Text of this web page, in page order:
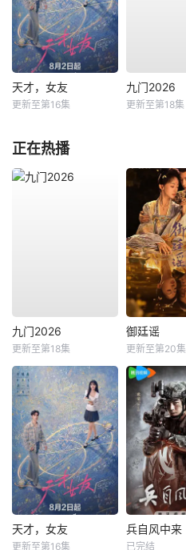
天才，女友
更新至第16集
九门2026
更新至第18集
正在热播
九门2026
更新至第18集
御廷谣
更新至第20集
天才，女友
更新至第16集
兵自风中来
已完结